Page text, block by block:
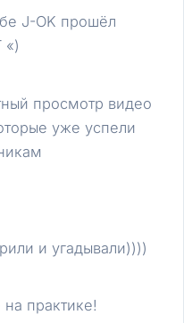
J-OK прошёл
«)
просмотр видео
уже успели
и угадывали))))
практике!